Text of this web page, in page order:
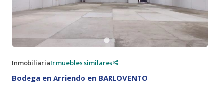
InmobiliariaInmuebles similares
Bodega en Arriendo en BARLOVENTO